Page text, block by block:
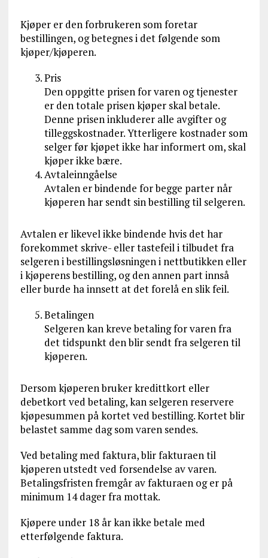
Kjøper er den forbrukeren som foretar
bestillingen, og betegnes i det følgende som
kjøper/kjøperen.
Pris
Den oppgitte prisen for varen og tjenester
er den totale prisen kjøper skal betale.
Denne prisen inkluderer alle avgifter og
tilleggskostnader. Ytterligere kostnader som
selger før kjøpet ikke har informert om, skal
kjøper ikke bære.
Avtaleinngåelse
Avtalen er bindende for begge parter når
kjøperen har sendt sin bestilling til selgeren.
Avtalen er likevel ikke bindende hvis det har
forekommet skrive- eller tastefeil i tilbudet fra
selgeren i bestillingsløsningen i nettbutikken eller
i kjøperens bestilling, og den annen part innså
eller burde ha innsett at det forelå en slik feil.
Betalingen
Selgeren kan kreve betaling for varen fra
det tidspunkt den blir sendt fra selgeren til
kjøperen.
Dersom kjøperen bruker kredittkort eller
debetkort ved betaling, kan selgeren reservere
kjøpesummen på kortet ved bestilling. Kortet blir
belastet samme dag som varen sendes.
Ved betaling med faktura, blir fakturaen til
kjøperen utstedt ved forsendelse av varen.
Betalingsfristen fremgår av fakturaen og er på
minimum 14 dager fra mottak.
Kjøpere under 18 år kan ikke betale med
etterfølgende faktura.